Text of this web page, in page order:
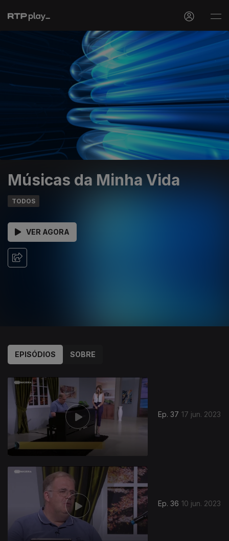
Músicas da Minha Vida
TODOS
VER AGORA
EPISÓDIOS SOBRE
Ep. 37 17 jun. 2023
Ep. 36 10 jun. 2023